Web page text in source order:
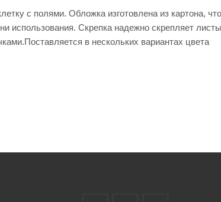
с полями. Обложка изготовлена из картона, что
использования. Скрепка надежно скрепляет листы
в нескольких вариантах цвета